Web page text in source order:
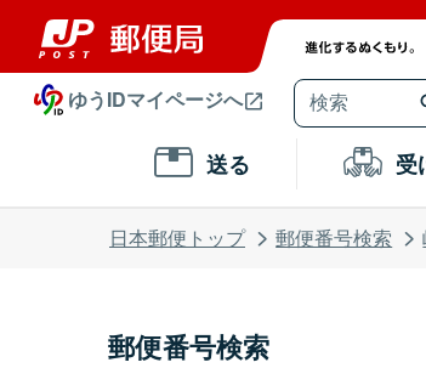
ゆうIDマイページへ
送る 受
日本郵便トップ 郵便番号検索
郵便番号検索